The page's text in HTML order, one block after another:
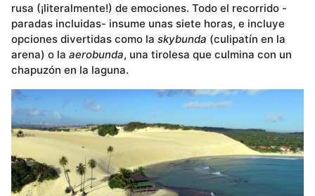
rusa (¡literalmente!) de emociones. Todo el recorrido -
paradas incluidas- insume unas siete horas, e incluye
opciones divertidas como la skybunda (culipatín en la
arena) o la aerobunda, una tirolesa que culmina con un
chapuzón en la laguna.